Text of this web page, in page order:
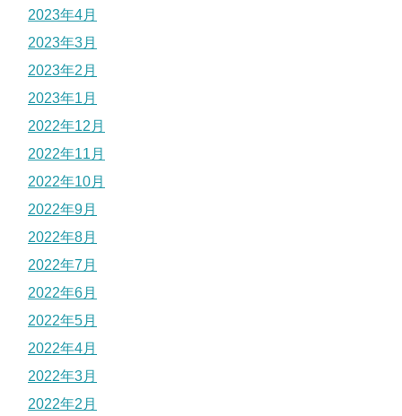
2023年4月
2023年3月
2023年2月
2023年1月
2022年12月
2022年11月
2022年10月
2022年9月
2022年8月
2022年7月
2022年6月
2022年5月
2022年4月
2022年3月
2022年2月